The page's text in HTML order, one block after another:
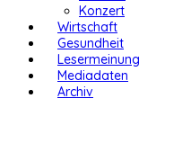
Konzert
Wirtschaft
Gesundheit
Lesermeinung
Mediadaten
Archiv